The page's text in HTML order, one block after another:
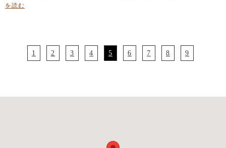
を読む
1 2 3 4 5 6 7 8 9